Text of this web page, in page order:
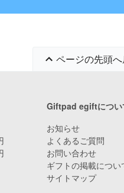
ページの先頭へ
Giftpad egiftについ
お知らせ
よくあるご質問
お問い合わせ
ギフトの掲載につい
サイトマップ